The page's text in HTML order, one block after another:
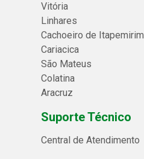
Vitória
Linhares
Cachoeiro de Itapemirim
Cariacica
São Mateus
Colatina
Aracruz
Suporte Técnico
Central de Atendimento